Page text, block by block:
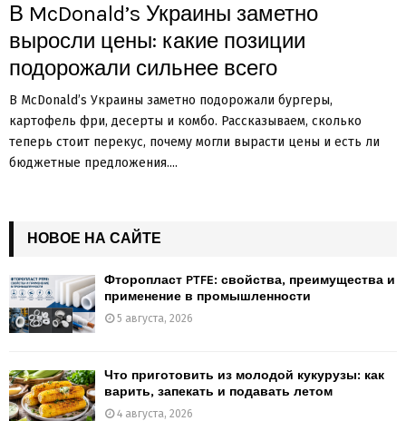
В McDonald’s Украины заметно
выросли цены: какие позиции
подорожали сильнее всего
В McDonald’s Украины заметно подорожали бургеры,
картофель фри, десерты и комбо. Рассказываем, сколько
теперь стоит перекус, почему могли вырасти цены и есть ли
бюджетные предложения....
НОВОЕ НА САЙТЕ
Фторопласт PTFE: свойства, преимущества и
применение в промышленности
5 августа, 2026
Что приготовить из молодой кукурузы: как
варить, запекать и подавать летом
4 августа, 2026